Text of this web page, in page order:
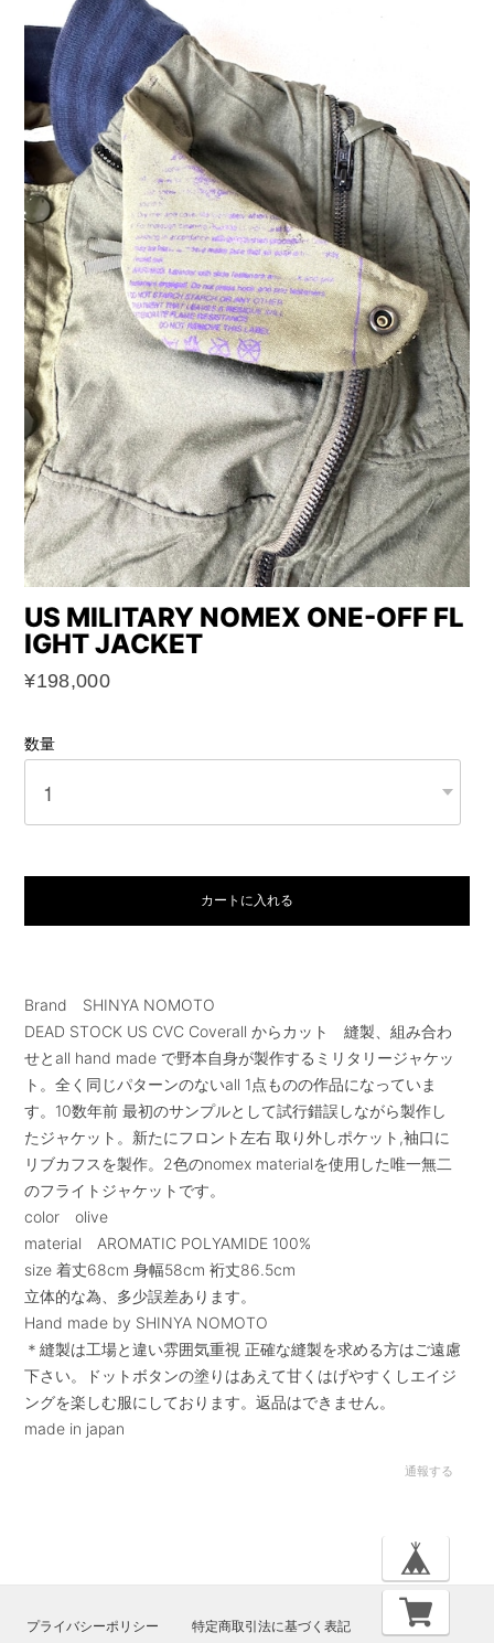
US MILITARY NOMEX ONE-OFF FL
IGHT JACKET
¥198,000
数量
カートに入れる
Brand SHINYA NOMOTO
DEAD STOCK US CVC Coverall からカット 縫製、組み合わ
せとall hand made で野本自身が製作するミリタリージャケッ
ト。全く同じパターンのないall 1点ものの作品になっていま
す。10数年前 最初のサンプルとして試行錯誤しながら製作し
たジャケット。新たにフロント左右 取り外しポケット,袖口に
リブカフスを製作。2色のnomex materialを使用した唯一無二
のフライトジャケットです。
color olive
material AROMATIC POLYAMIDE 100%
size 着丈68cm 身幅58cm 裄丈86.5cm
立体的な為、多少誤差あります。
Hand made by SHINYA NOMOTO
＊縫製は工場と違い雰囲気重視 正確な縫製を求める方はご遠慮
下さい。ドットボタンの塗りはあえて甘くはげやすくしエイジ
ングを楽しむ服にしております。返品はできません。
made in japan
通報する
プライバシーポリシー 特定商取引法に基づく表記